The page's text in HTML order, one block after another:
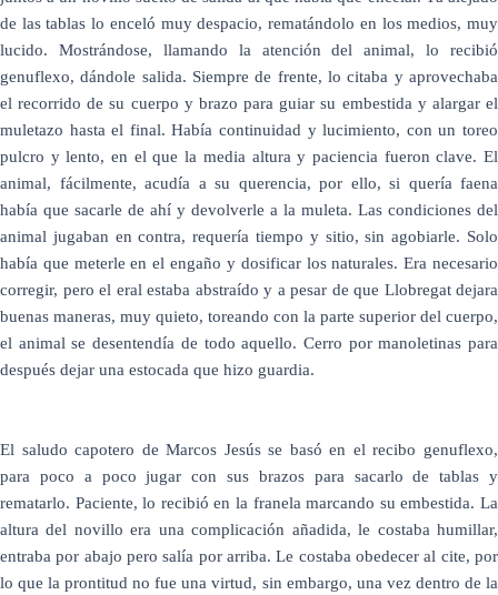
de las tablas lo enceló muy despacio, rematándolo en los medios, muy
lucido. Mostrándose, llamando la atención del animal, lo recibió
genuflexo, dándole salida. Siempre de frente, lo citaba y aprovechaba
el recorrido de su cuerpo y brazo para guiar su embestida y alargar el
muletazo hasta el final. Había continuidad y lucimiento, con un toreo
pulcro y lento, en el que la media altura y paciencia fueron clave. El
animal, fácilmente, acudía a su querencia, por ello, si quería faena
había que sacarle de ahí y devolverle a la muleta. Las condiciones del
animal jugaban en contra, requería tiempo y sitio, sin agobiarle. Solo
había que meterle en el engaño y dosificar los naturales. Era necesario
corregir, pero el eral estaba abstraído y a pesar de que Llobregat dejara
buenas maneras, muy quieto, toreando con la parte superior del cuerpo,
el animal se desentendía de todo aquello. Cerro por manoletinas para
después dejar una estocada que hizo guardia.
El saludo capotero de Marcos Jesús se basó en el recibo genuflexo,
para poco a poco jugar con sus brazos para sacarlo de tablas y
rematarlo. Paciente, lo recibió en la franela marcando su embestida. La
altura del novillo era una complicación añadida, le costaba humillar,
entraba por abajo pero salía por arriba. Le costaba obedecer al cite, por
lo que la prontitud no fue una virtud, sin embargo, una vez dentro de la